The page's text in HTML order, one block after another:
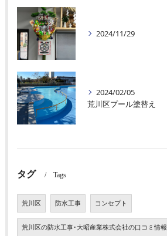
2024/11/29
2024/02/05
荒川区プール塗替え
タグ Tags
荒川区 防水工事 コンセプト
荒川区の防水工事･大昭産業株式会社の口コミ情報